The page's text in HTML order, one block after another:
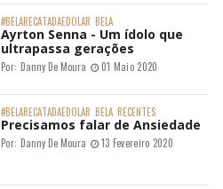
#BELARECATADAEDOLAR BELA
Ayrton Senna - Um ídolo que
ultrapassa gerações
Por: Danny De Moura 01 Maio 2020
#BELARECATADAEDOLAR BELA RECENTES
Precisamos falar de Ansiedade
Por: Danny De Moura 13 Fevereiro 2020